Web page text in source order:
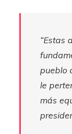
“Estas
pueblo
le
más